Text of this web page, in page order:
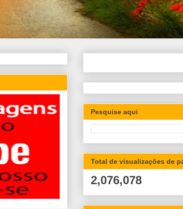
Pesquise aqui
Total de visualizações de
2,076,078